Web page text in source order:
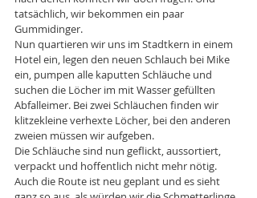
tatsächlich, wir bekommen ein paar
Gummidinger.
Nun quartieren wir uns im Stadtkern in einem
Hotel ein, legen den neuen Schlauch bei Mike
ein, pumpen alle kaputten Schläuche und
suchen die Löcher im mit Wasser gefüllten
Abfalleimer. Bei zwei Schläuchen finden wir
klitzekleine verhexte Löcher, bei den anderen
zweien müssen wir aufgeben.
Die Schläuche sind nun geflickt, aussortiert,
verpackt und hoffentlich nicht mehr nötig.
Auch die Route ist neu geplant und es sieht